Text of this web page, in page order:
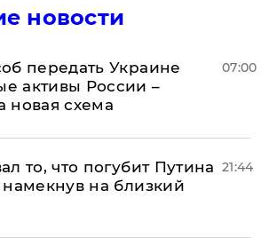
новости
передать Украине
активы России –
новая схема
07:00
то, что погубит Путина
на близкий
21:44